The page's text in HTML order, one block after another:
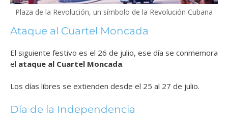
Plaza de la Revolución, un símbolo de la Revolución Cubana
Ataque al Cuartel Moncada
El siguiente festivo es el 26 de julio, ese día se conmemora
el ataque al Cuartel Moncada.
Los días libres se extienden desde el 25 al 27 de julio.
Día de la Independencia